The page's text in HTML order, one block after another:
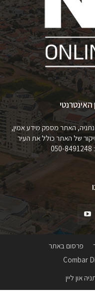
האינטרנטי
נתניה, האתר מספק מידע אמין,
של האתר כולל את העיר
פרסום באתר
און ליין